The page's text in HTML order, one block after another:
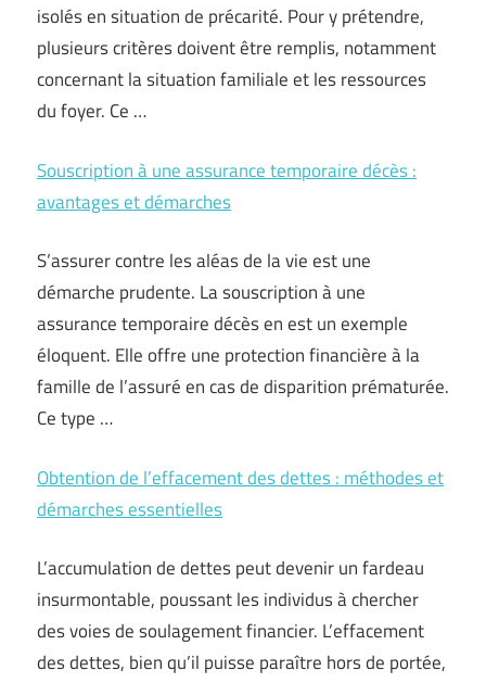
isolés en situation de précarité. Pour y prétendre,
plusieurs critères doivent être remplis, notamment
concernant la situation familiale et les ressources
du foyer. Ce …
Souscription à une assurance temporaire décès :
avantages et démarches
S’assurer contre les aléas de la vie est une
démarche prudente. La souscription à une
assurance temporaire décès en est un exemple
éloquent. Elle offre une protection financière à la
famille de l’assuré en cas de disparition prématurée.
Ce type …
Obtention de l’effacement des dettes : méthodes et
démarches essentielles
L’accumulation de dettes peut devenir un fardeau
insurmontable, poussant les individus à chercher
des voies de soulagement financier. L’effacement
des dettes, bien qu’il puisse paraître hors de portée,